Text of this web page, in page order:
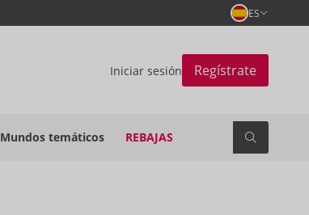
ES
Iniciar sesión Regístrate
Mundos temáticos REBAJAS